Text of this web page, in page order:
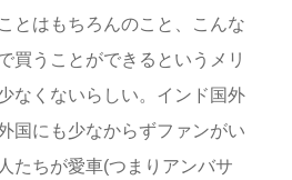
とはもちろんのこと、こんな
買うことができるというメリ
なくないらしい。インド国外
国にも少なからずファンがい
たちが愛車(つまりアンバサ